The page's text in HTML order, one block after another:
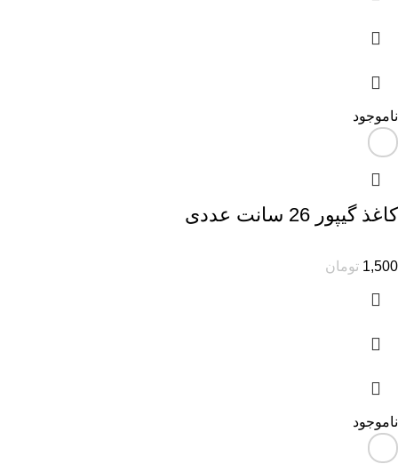
ناموجود
کاغذ گیپور 26 سانت عددی
1,500 تومان
ناموجود